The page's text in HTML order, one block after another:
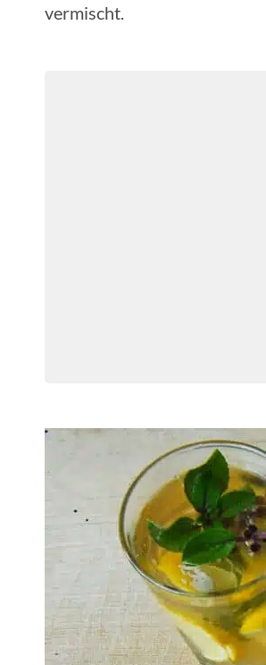
vermischt.